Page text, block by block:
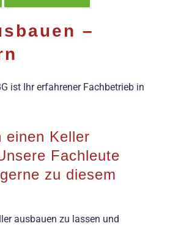
–
ist Ihr erfahrener Fachbetrieb in
einen Keller
Fachleute
zu diesem
ausbauen zu lassen und